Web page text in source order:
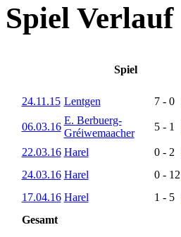
Spiel Verlauf
Spiel
24.11.15 Lentgen 7 - 0
06.03.16
E. Berbuerg-
Gréiwemaacher
5 - 1
22.03.16 Harel 0 - 2
24.03.16 Harel 0 - 12
17.04.16 Harel 1 - 5
Gesamt